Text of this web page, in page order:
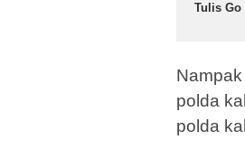
Tulis Go
polda
polda